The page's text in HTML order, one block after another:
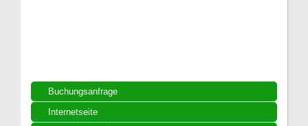
Buchungsanfrage
Internetseite